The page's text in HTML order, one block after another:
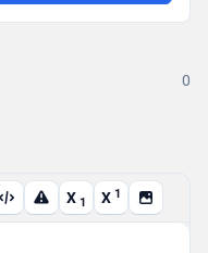
0
X 1 X 1